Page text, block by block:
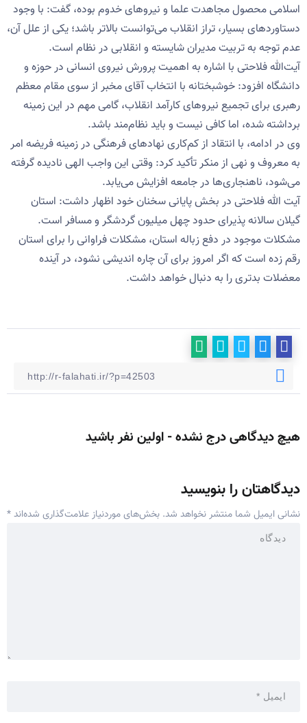
اسلامی محصول مجاهدت علما و نیروهای خدوم بوده، گفت: با وجود
دستاوردهای بسیار، تراز انقلاب می‌توانست بالاتر باشد؛ یکی از علل آن،
عدم توجه به تربیت مدیران شایسته و انقلابی در نظام است.
آیت‌الله فلاحتی با اشاره به اهمیت پرورش نیروی انسانی در حوزه و
دانشگاه افزود: خوشبختانه با انتخاب آقای مخبر از سوی مقام معظم
رهبری برای تجمیع نیروهای کارآمد انقلاب، گامی مهم در این زمینه
برداشته شده، اما کافی نیست و باید نظام‌مند باشد.
وی در ادامه، با انتقاد از کم‌کاری نهادهای فرهنگی در زمینه فریضه امر
به معروف و نهی از منکر تأکید کرد: وقتی این واجب الهی نادیده گرفته
می‌شود، ناهنجاری‌ها در جامعه افزایش می‌یابد.
آیت الله فلاحتی در بخش پایانی سخنان خود اظهار داشت: استان
گیلان سالانه پذیرای حدود چهل میلیون گردشگر و مسافر است.
مشکلات موجود در دفع زباله استان، مشکلات فراوانی را برای استان
رقم زده است که اگر امروز برای آن چاره اندیشی نشود، در آینده
معضلات بدتری را به دنبال خواهد داشت.
هیچ دیدگاهی درج نشده - اولین نفر باشید
دیدگاهتان را بنویسید
نشانی ایمیل شما منتشر نخواهد شد. بخش‌های موردنیاز علامت‌گذاری شده‌اند*